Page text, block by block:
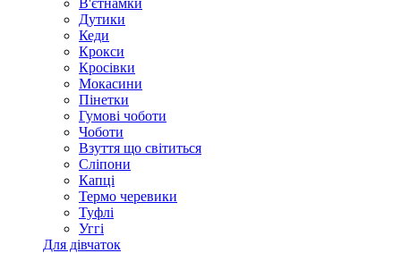
В'єтнамки
Дутики
Кеди
Крокси
Кросівки
Мокасини
Пінетки
Гумові чоботи
Чоботи
Взуття що світиться
Сліпони
Капці
Термо черевики
Туфлі
Уггі
Для дівчаток